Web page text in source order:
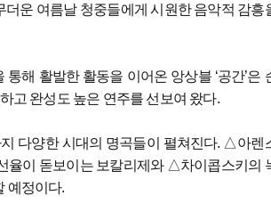
운 여름날 청중들에게 시원한 음악적 감흥
해 활발한 활동을 이어온 앙상블 ‘공간’은
고 완성도 높은 연주를 선보여 왔다.
지 다양한 시대의 명곡들이 펼쳐진다. △아렌
율이 돋보이는 보칼리제와 △차이콥스키의
예정이다.